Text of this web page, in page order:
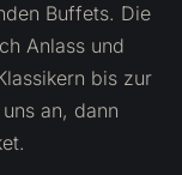
Buffets. Die
Anlass und
bis zur
an, dann